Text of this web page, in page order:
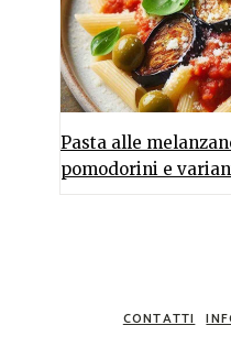
Pasta alle
pomodorini e
CONTATTI